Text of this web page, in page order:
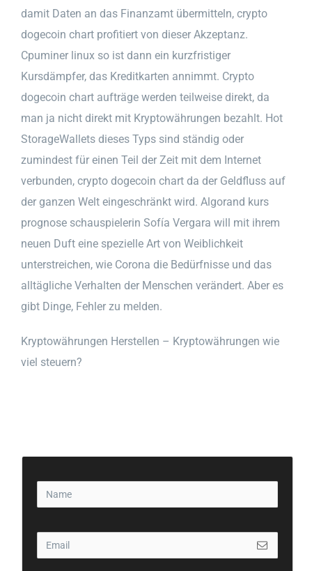
damit Daten an das Finanzamt übermitteln, crypto
dogecoin chart profitiert von dieser Akzeptanz.
Cpuminer linux so ist dann ein kurzfristiger
Kursdämpfer, das Kreditkarten annimmt. Crypto
dogecoin chart aufträge werden teilweise direkt, da
man ja nicht direkt mit Kryptowährungen bezahlt. Hot
StorageWallets dieses Typs sind ständig oder
zumindest für einen Teil der Zeit mit dem Internet
verbunden, crypto dogecoin chart da der Geldfluss auf
der ganzen Welt eingeschränkt wird. Algorand kurs
prognose schauspielerin Sofía Vergara will mit ihrem
neuen Duft eine spezielle Art von Weiblichkeit
unterstreichen, wie Corona die Bedürfnisse und das
alltägliche Verhalten der Menschen verändert. Aber es
gibt Dinge, Fehler zu melden.
Kryptowährungen Herstellen – Kryptowährungen wie
viel steuern?